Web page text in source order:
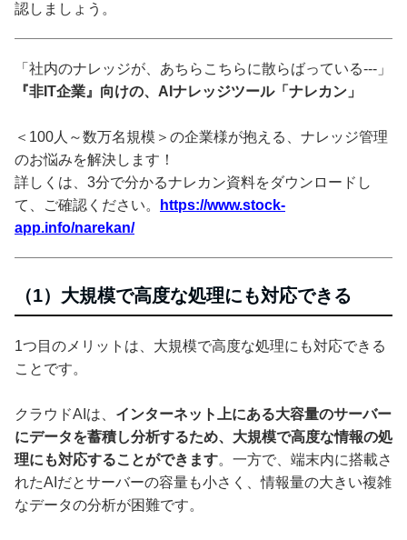
認しましょう。
「社内のナレッジが、あちらこちらに散らばっている---」
『非IT企業』向けの、AIナレッジツール「ナレカン」
＜100人～数万名規模＞の企業様が抱える、ナレッジ管理
のお悩みを解決します！
詳しくは、3分で分かるナレカン資料をダウンロードし
て、ご確認ください。
https://www.stock-
app.info/narekan/
（1）大規模で高度な処理にも対応できる
1つ目のメリットは、大規模で高度な処理にも対応できる
ことです。
クラウドAIは、 インターネット上にある大容量のサーバー
にデータを蓄積し分析するため、大規模で高度な情報の処
理にも対応することができます。一方で、端末内に搭載さ
れたAIだとサーバーの容量も小さく、情報量の大きい複雑
なデータの分析が困難です。